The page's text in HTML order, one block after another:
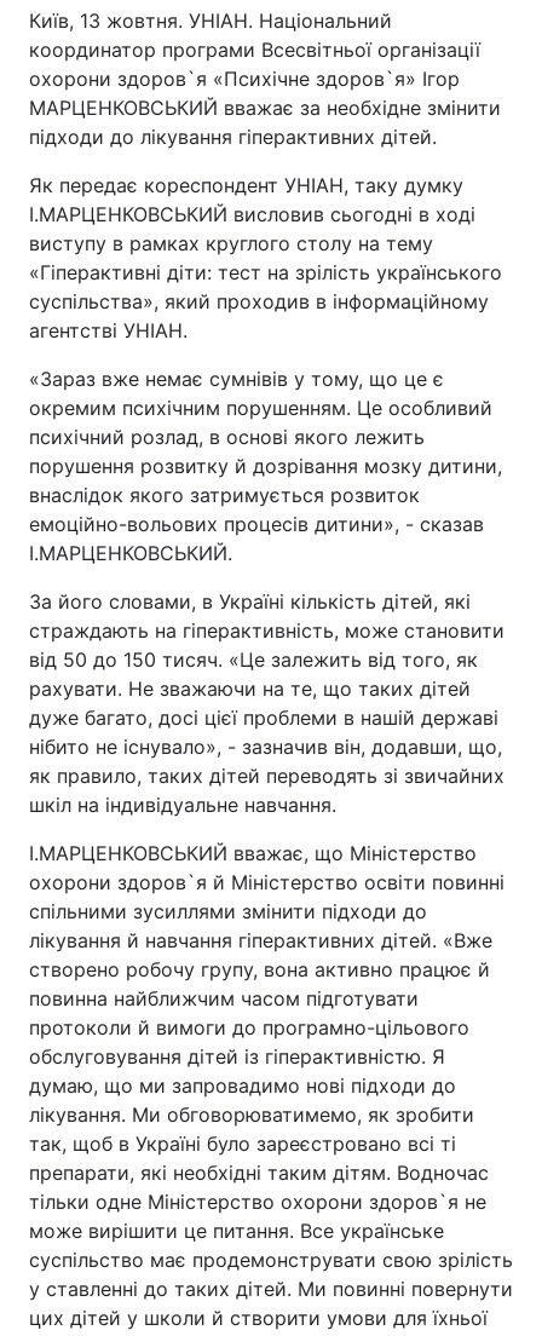
Київ, 13 жовтня. УНІАН. Національний
координатор програми Всесвітньої організації
охорони здоров`я «Психічне здоров`я» Ігор
МАРЦЕНКОВСЬКИЙ вважає за необхідне змінити
підходи до лікування гіперактивних дітей.
Як передає кореспондент УНІАН, таку думку
І.МАРЦЕНКОВСЬКИЙ висловив сьогодні в ході
виступу в рамках круглого столу на тему
«Гіперактивні діти: тест на зрілість українського
суспільства», який проходив в інформаційному
агентстві УНІАН.
«Зараз вже немає сумнівів у тому, що це є
окремим психічним порушенням. Це особливий
психічний розлад, в основі якого лежить
порушення розвитку й дозрівання мозку дитини,
внаслідок якого затримується розвиток
емоційно-вольових процесів дитини», - сказав
І.МАРЦЕНКОВСЬКИЙ.
За його словами, в Україні кількість дітей, які
страждають на гіперактивність, може становити
від 50 до 150 тисяч. «Це залежить від того, як
рахувати. Не зважаючи на те, що таких дітей
дуже багато, досі цієї проблеми в нашій державі
нібито не існувало», - зазначив він, додавши, що,
як правило, таких дітей переводять зі звичайних
шкіл на індивідуальне навчання.
І.МАРЦЕНКОВСЬКИЙ вважає, що Міністерство
охорони здоров`я й Міністерство освіти повинні
спільними зусиллями змінити підходи до
лікування й навчання гіперактивних дітей. «Вже
створено робочу групу, вона активно працює й
повинна найближчим часом підготувати
протоколи й вимоги до програмно-цільового
обслуговування дітей із гіперактивністю. Я
думаю, що ми запровадимо нові підходи до
лікування. Ми обговорюватимемо, як зробити
так, щоб в Україні було зареєстровано всі ті
препарати, які необхідні таким дітям. Водночас
тільки одне Міністерство охорони здоров`я не
може вирішити це питання. Все українське
суспільство має продемонструвати свою зрілість
у ставленні до таких дітей. Ми повинні повернути
цих дітей у школи й створити умови для їхньої